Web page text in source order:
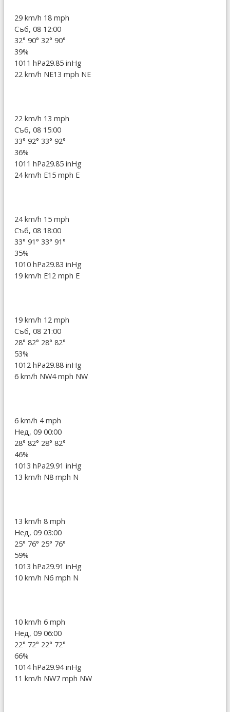
29 km/h 18 mph
Съб, 08 12:00
32° 90° 32° 90°
39%
1011 hPa29.85 inHg
22 km/h NE13 mph NE
22 km/h 13 mph
Съб, 08 15:00
33° 92° 33° 92°
36%
1011 hPa29.85 inHg
24 km/h E15 mph E
24 km/h 15 mph
Съб, 08 18:00
33° 91° 33° 91°
35%
1010 hPa29.83 inHg
19 km/h E12 mph E
19 km/h 12 mph
Съб, 08 21:00
28° 82° 28° 82°
53%
1012 hPa29.88 inHg
6 km/h NW4 mph NW
6 km/h 4 mph
Нед, 09 00:00
28° 82° 28° 82°
46%
1013 hPa29.91 inHg
13 km/h N8 mph N
13 km/h 8 mph
Нед, 09 03:00
25° 76° 25° 76°
59%
1013 hPa29.91 inHg
10 km/h N6 mph N
10 km/h 6 mph
Нед, 09 06:00
22° 72° 22° 72°
66%
1014 hPa29.94 inHg
11 km/h NW7 mph NW